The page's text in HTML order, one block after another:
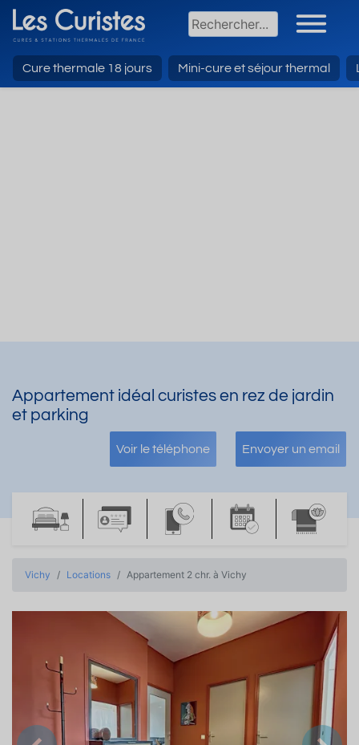
Cure thermale 18 jours Mini-cure et séjour thermal
Appartement idéal curistes en rez de jardin
et parking
Voir le téléphone Envoyer un email
Vichy Locations Appartement 2 chr. à Vichy